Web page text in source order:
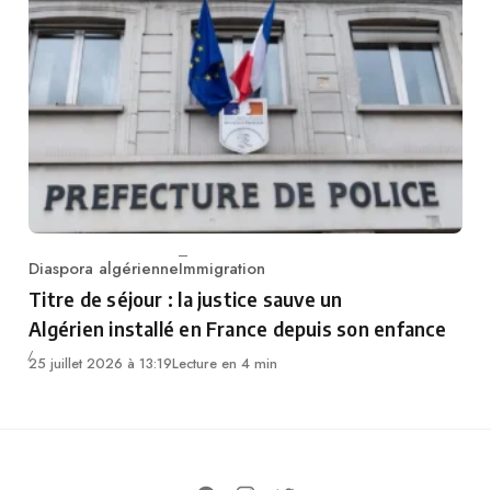
Category
Diaspora algérienneImmigration
Titre de séjour : la justice sauve un
Algérien installé en France depuis son enfance
25 juillet 2026 à 13:19Lecture en 4 min